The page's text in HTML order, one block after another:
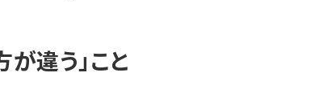
違う」こと